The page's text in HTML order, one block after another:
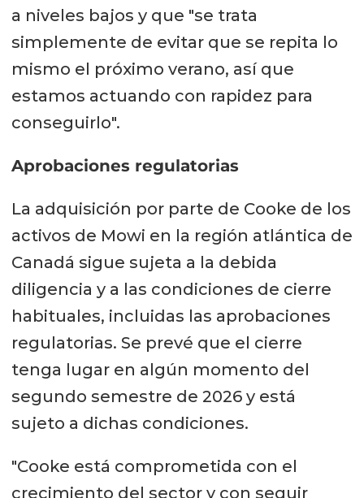
a niveles bajos y que "se trata
simplemente de evitar que se repita lo
mismo el próximo verano, así que
estamos actuando con rapidez para
conseguirlo".
Aprobaciones regulatorias
La adquisición por parte de Cooke de los
activos de Mowi en la región atlántica de
Canadá sigue sujeta a la debida
diligencia y a las condiciones de cierre
habituales, incluidas las aprobaciones
regulatorias. Se prevé que el cierre
tenga lugar en algún momento del
segundo semestre de 2026 y está
sujeto a dichas condiciones.
"Cooke está comprometida con el
crecimiento del sector y con seguir